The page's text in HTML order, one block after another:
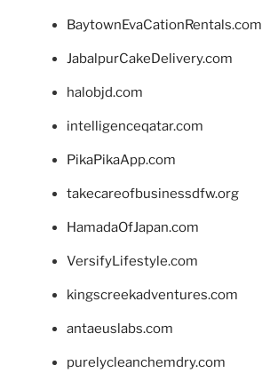
BaytownEvaCationRentals.com
JabalpurCakeDelivery.com
halobjd.com
intelligenceqatar.com
PikaPikaApp.com
takecareofbusinessdfw.org
HamadaOfJapan.com
VersifyLifestyle.com
kingscreekadventures.com
antaeuslabs.com
purelycleanchemdry.com